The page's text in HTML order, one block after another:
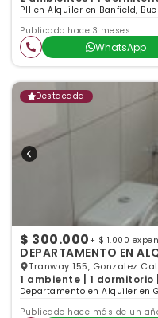
PH en Alquiler en Banfield,
Publicado hace 3 meses
WhatsApp
Destacada
$ 300.000 + $ 1.000
DEPARTAMENTO EN
Tranway 155, Gonzalez
1 ambiente | 1 dormitorio
Departamento en Alquiler en
Publicado hace más de un